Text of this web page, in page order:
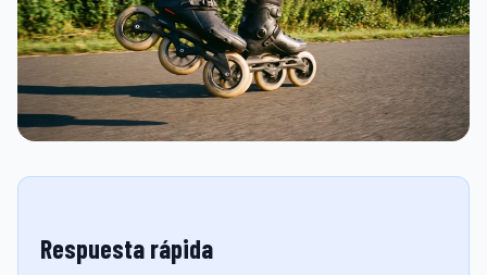
Respuesta rápida